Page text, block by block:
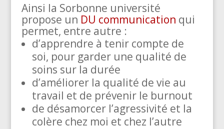
Ainsi la Sorbonne université
propose un DU communication qui
permet, entre autre :
d’apprendre à tenir compte de
soi, pour garder une qualité de
soins sur la durée
d’améliorer la qualité de vie au
travail et de prévenir le burnout
de désamorcer l’agressivité et la
colère chez moi et chez l’autre